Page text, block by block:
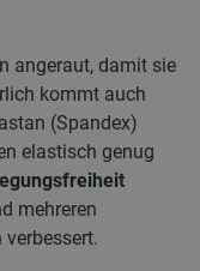
angeraut, damit sie
kommt auch
(Spandex)
elastisch genug
mehreren